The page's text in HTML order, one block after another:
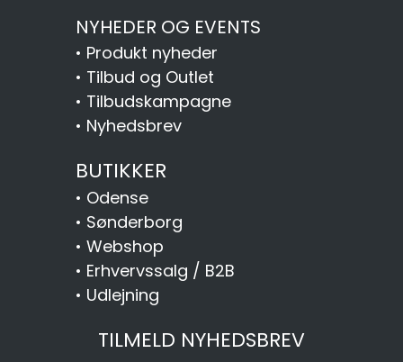
NYHEDER OG EVENTS
• Produkt nyheder
• Tilbud og Outlet
• Tilbudskampagne
• Nyhedsbrev
BUTIKKER
• Odense
• Sønderborg
• Webshop
• Erhvervssalg / B2B
• Udlejning
TILMELD NYHEDSBREV